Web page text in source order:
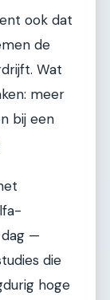
ook dat
de
Wat
meer
bij een
—
die
hoge